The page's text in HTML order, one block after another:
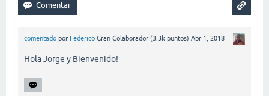
comentado por Federico Gran Colaborador (3.3k puntos) Abr 1, 2018
Hola Jorge y Bienvenido!